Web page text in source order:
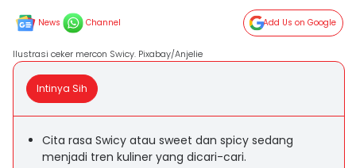
News Channel Add Us on Google
Ilustrasi ceker mercon Swicy. Pixabay/Anjelie
Intinya Sih
Cita rasa Swicy atau sweet dan spicy sedang
menjadi tren kuliner yang dicari-cari.